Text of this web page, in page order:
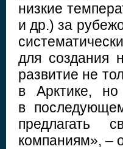
низкие
и др.) за
для создания
развитие не
в Арктике,
в
предлагать
компаниям», –